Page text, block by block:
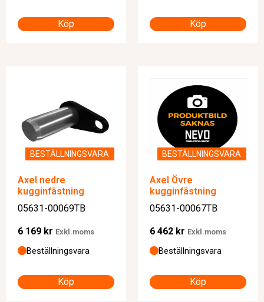
Köp Köp
BESTÄLLNINGSVARA
Axel nedre
kugginfästning
05631-00069TB
6 169 kr Exkl.moms
Beställningsvara
Köp
BESTÄLLNINGSVARA
Axel Övre
kugginfästning
05631-00067TB
6 462 kr Exkl.moms
Beställningsvara
Köp